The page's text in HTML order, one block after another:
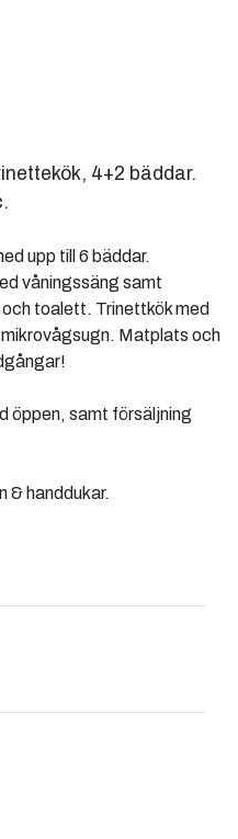
4+2 bäddar.
upp till 6 bäddar.
våningssäng samt
toalett. Trinettkök med
Matplats och
öppen, samt försäljning
& handdukar.